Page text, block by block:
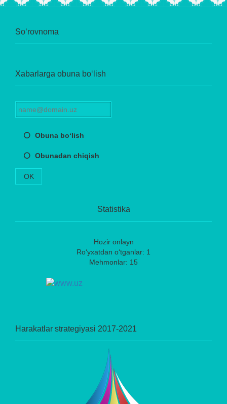
So‘rovnoma
Xabarlarga obuna bo‘lish
Obuna bo‘lish
Obunadan chiqish
OK
Statistika
Hozir onlayn
Ro‘yxatdan o‘tganlar: 1
Mehmonlar: 15
Harakatlar strategiyasi 2017-2021